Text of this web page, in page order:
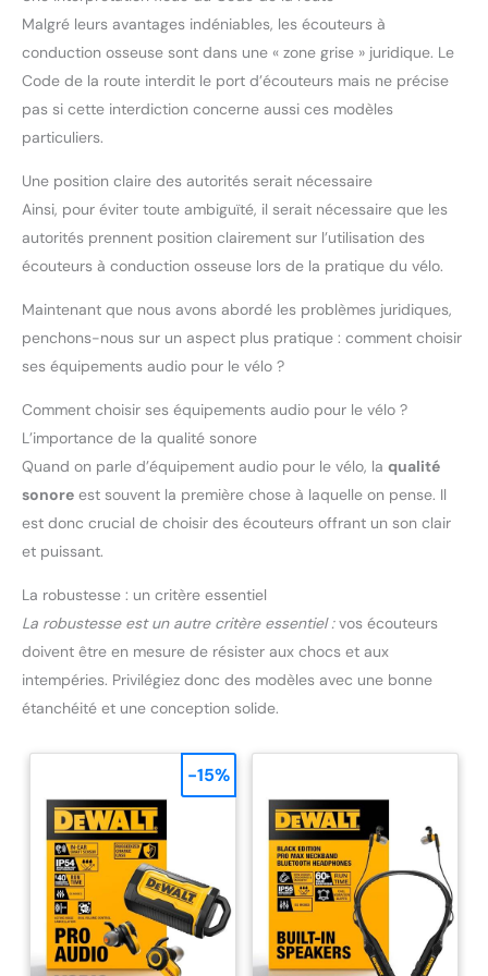
Malgré leurs avantages indéniables, les écouteurs à
conduction osseuse sont dans une « zone grise » juridique. Le
Code de la route interdit le port d’écouteurs mais ne précise
pas si cette interdiction concerne aussi ces modèles
particuliers.
Une position claire des autorités serait nécessaire
Ainsi, pour éviter toute ambiguïté, il serait nécessaire que les
autorités prennent position clairement sur l’utilisation des
écouteurs à conduction osseuse lors de la pratique du vélo.
Maintenant que nous avons abordé les problèmes juridiques,
penchons-nous sur un aspect plus pratique : comment choisir
ses équipements audio pour le vélo ?
Comment choisir ses équipements audio pour le vélo ?
L’importance de la qualité sonore
Quand on parle d’équipement audio pour le vélo, la qualité
sonore est souvent la première chose à laquelle on pense. Il
est donc crucial de choisir des écouteurs offrant un son clair
et puissant.
La robustesse : un critère essentiel
La robustesse est un autre critère essentiel :vos écouteurs
doivent être en mesure de résister aux chocs et aux
intempéries. Privilégiez donc des modèles avec une bonne
étanchéité et une conception solide.
-15%